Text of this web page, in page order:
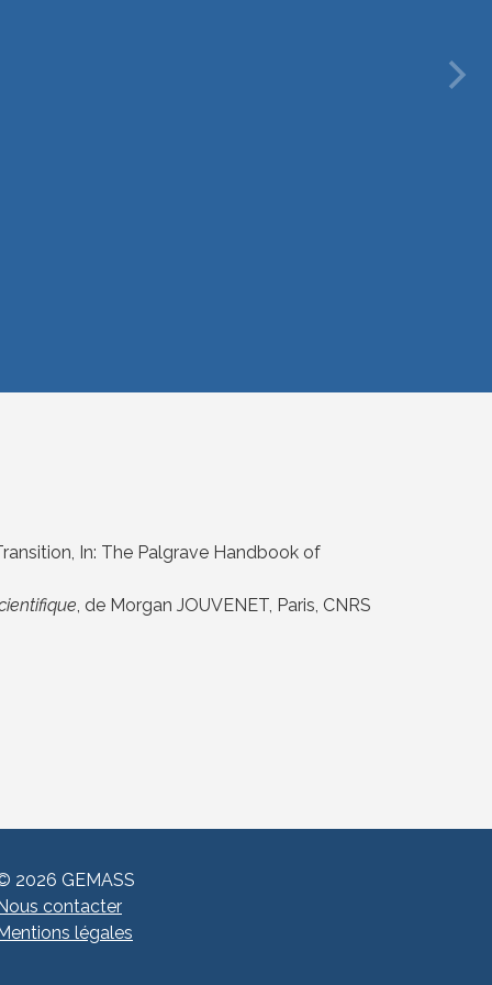
In: The Palgrave Handbook of
, de Morgan JOUVENET, Paris, CNRS
2026 GEMASS
Nous contacter
Mentions légales